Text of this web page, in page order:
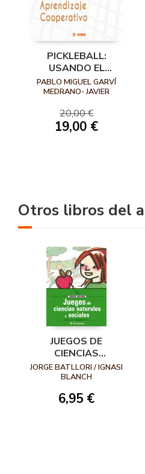
PICKLEBALL:
USANDO EL
APRENDIZAJE
COOPERATIVO
PABLO MIGUEL GARVÍ
MEDRANO- JAVIER
20,00 €
19,00 €
Otros libros del
JUEGOS DE
CIENCIAS
NATURALES Y
SOCIALES
JORGE BATLLORI / IGNASI
BLANCH
6,95 €